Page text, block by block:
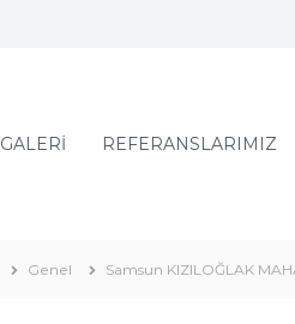
GALERİ REFERANSLARIMIZ
Genel Samsun KIZILOĞLAK